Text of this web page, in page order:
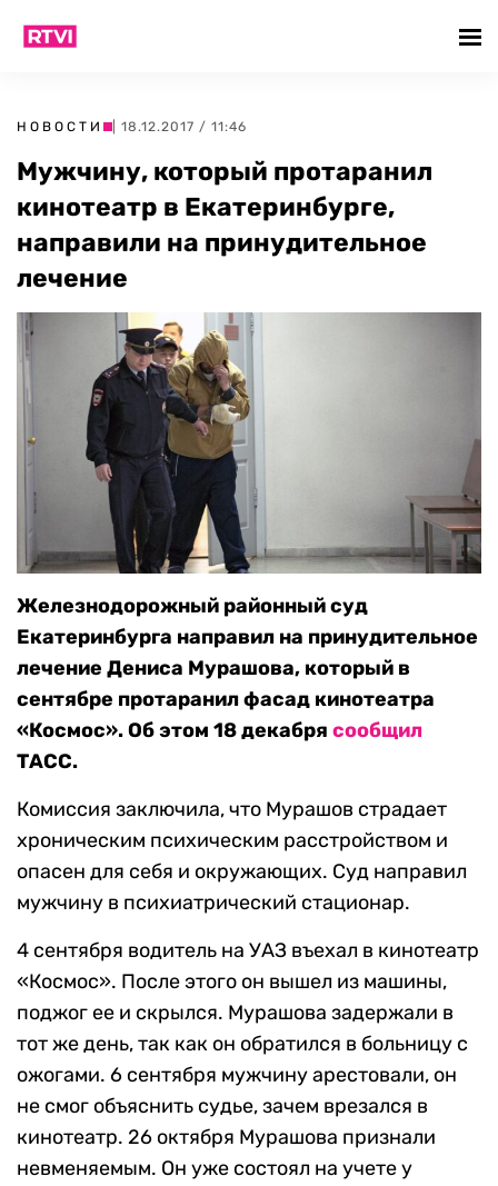
НОВОСТИ | 18.12.2017 / 11:46
Мужчину, который протаранил
кинотеатр в Екатеринбурге,
направили на принудительное
лечение
Железнодорожный районный суд
Екатеринбурга направил на принудительное
лечение Дениса Мурашова, который в
сентябре протаранил фасад кинотеатра
«Космос». Об этом 18 декабря сообщил
ТАСС.
Комиссия заключила, что Мурашов страдает
хроническим психическим расстройством и
опасен для себя и окружающих. Суд направил
мужчину в психиатрический стационар.
4 сентября водитель на УАЗ въехал в кинотеатр
«Космос». После этого он вышел из машины,
поджог ее и скрылся. Мурашова задержали в
тот же день, так как он обратился в больницу с
ожогами. 6 сентября мужчину арестовали, он
не смог объяснить судье, зачем врезался в
кинотеатр. 26 октября Мурашова признали
невменяемым. Он уже состоял на учете у